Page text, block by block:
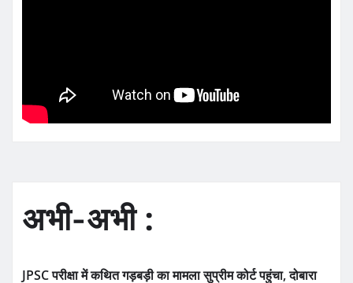
अभी-अभी :
JPSC परीक्षा में कथित गड़बड़ी का मामला सुप्रीम कोर्ट पहुंचा, दोबारा